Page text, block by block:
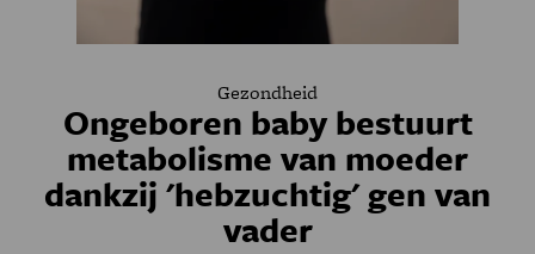
Gezondheid
Ongeboren baby bestuurt
metabolisme van moeder
dankzij 'hebzuchtig' gen van
vader